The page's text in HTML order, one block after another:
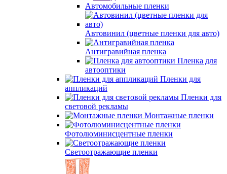
Автомобильные пленки
Автовинил (цветные пленки для авто)
Антигравийная пленка
Пленка для
автооптики
Пленки для
аппликаций
Пленки для
световой рекламы
Монтажные пленки
Фотолюминисцентные пленки
Светоотражающие пленки